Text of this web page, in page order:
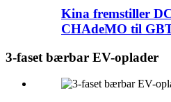
Kina fremstiller
CHAdeMO til
3-faset bærbar EV-oplader